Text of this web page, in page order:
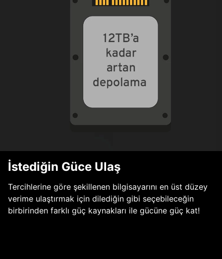
İstediğin Güce Ulaş
Tercihlerine göre şekillenen bilgisayarını en üst düzey
verime ulaştırmak için dilediğin gibi seçebileceğin
birbirinden farklı güç kaynakları ile gücüne güç kat!